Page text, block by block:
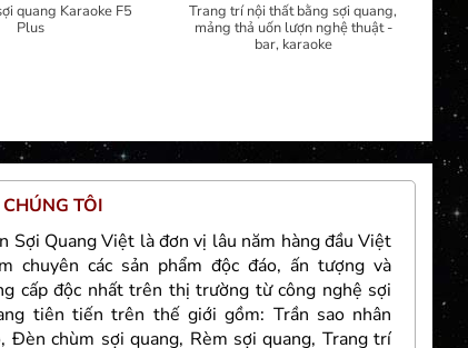
quang Karaoke F5
Plus
Trang trí nội thất bằng sợi quang,
mảng thả uốn lượn nghệ thuật -
bar, karaoke
TÔI
Sợi Quang Việt là đơn vị lâu năm hàng đầu Việt
chuyên các sản phẩm độc đáo, ấn tượng và
cấp độc nhất trên thị trường từ công nghệ sợi
tiên tiến trên thế giới gồm: Trần sao nhân
Đèn chùm sợi quang, Rèm sợi quang, Trang trí